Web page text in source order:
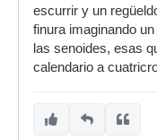
escurrir y un
finura imaginando
las senoides, esas
calendario a